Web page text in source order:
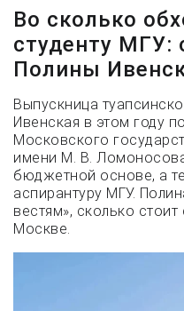
Во сколько
студенту МГУ:
Полины
Выпускница
Ивенская в этом году
Московского
имени М. В.
бюджетной основе, а
аспирантуру МГУ.
вестям», сколько
Москве.